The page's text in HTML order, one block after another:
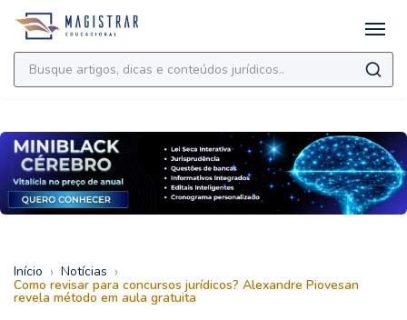
Início › Notícias ›
Como revisar para concursos jurídicos? Alexandre Piovesan
revela método em aula gratuita